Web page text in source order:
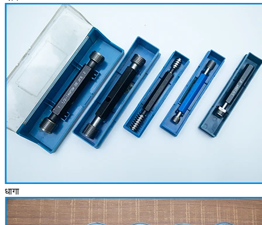
धागा